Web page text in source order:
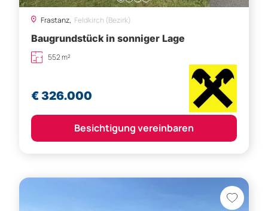
Frastanz, Feldkirch (Bezirk)
Baugrundstück in sonniger Lage
552 m²
€ 326.000
Besichtigung vereinbaren